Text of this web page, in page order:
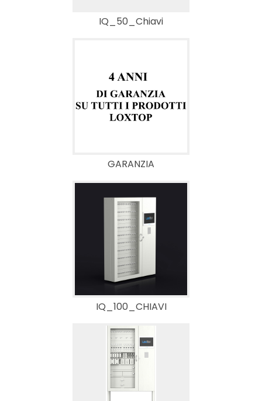
IQ_50_Chiavi
GARANZIA
IQ_100_CHIAVI